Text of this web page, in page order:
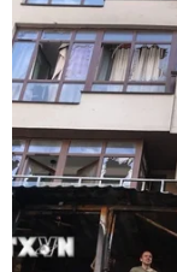
05/08/2026 23:43
Bất ổn địa
trưởng Eurozone
05/08/2026 22:59